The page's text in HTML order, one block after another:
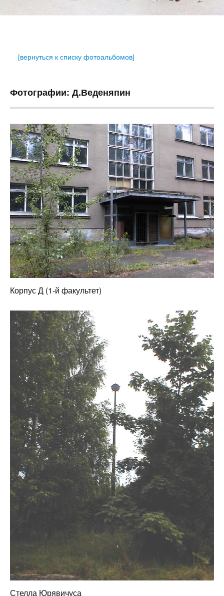
[вернуться к списку фотоальбомов]
Фотографии: Д.Веденяпин
Корпус Д (1-й факультет)
Стелла Юрявичуса